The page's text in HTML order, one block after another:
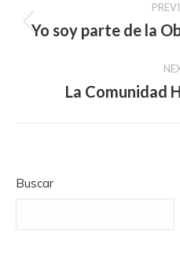
navigation
Yo soy parte de la
La Comunidad
Buscar